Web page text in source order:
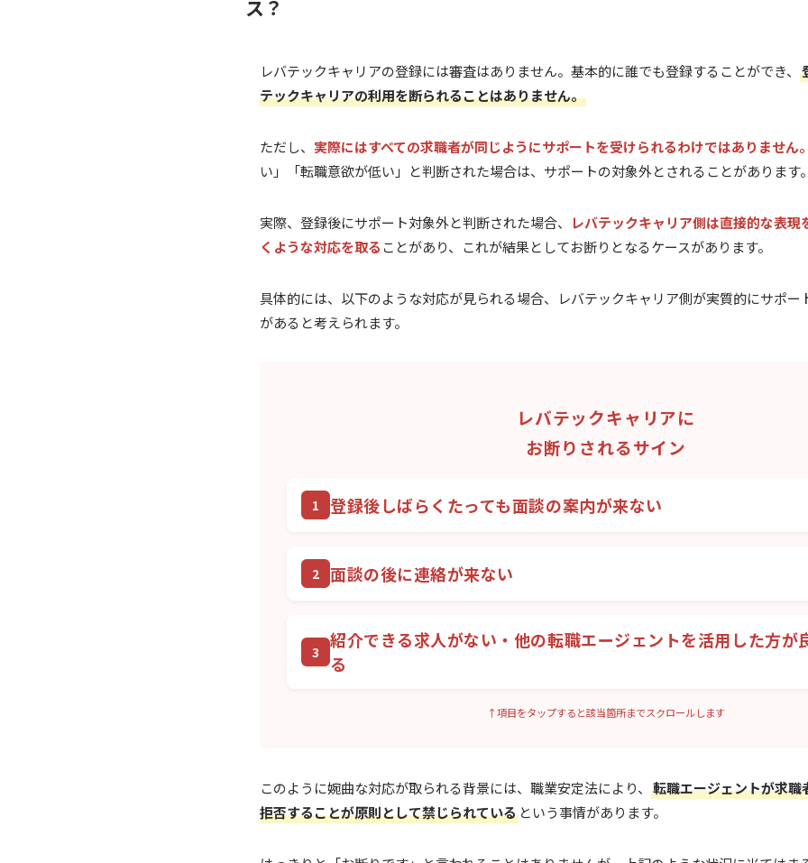
ス？
レバテックキャリアの登録には審査はありません。基本的に誰でも登録することができ、
テックキャリアの利用を断られることはありません。
ただし、 実際にはすべての求職者が同じようにサポートを受けられるわけではありません
い」「転職意欲が低い」と判断された場合は、サポートの対象外とされることがあります
実際、登録後にサポート対象外と判断された場合、
レバテックキャリア側は直接的な表
くような対応を取ることがあり、これが結果としてお断りとなるケースがあります。
具体的には、以下のような対応が見られる場合、レバテックキャリア側が実質的にサポー
があると考えられます。
レバテックキャリアに
お断りされるサイン
登録後しばらくたっても面談の案内が来ない
面談の後に連絡が来ない
紹介できる求人がない・他の転職エージェントを活用した方が
る
↑項目をタップすると該当箇所までスクロールします
このように婉曲な対応が取られる背景には、職業安定法により、 転職エージェントが求
拒否することが原則として禁じられている という事情があります。